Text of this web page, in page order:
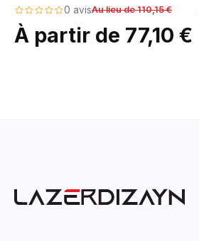
0 avisAu lieu de 110,15 €
À partir de 77,10 €